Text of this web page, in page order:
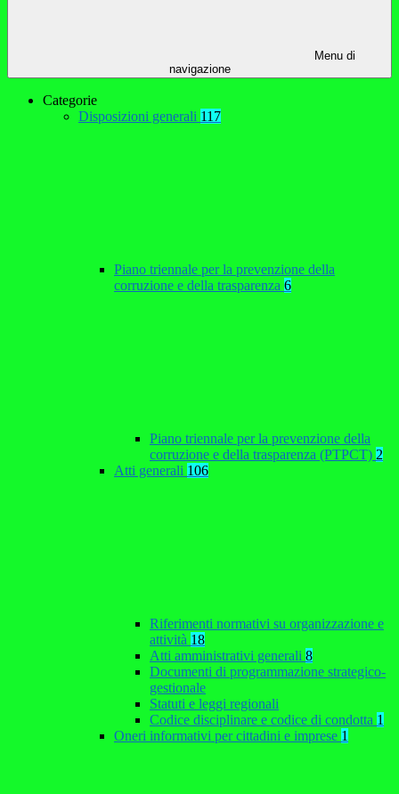
Menu di
navigazione
Categorie
Disposizioni generali 117
Piano triennale per la prevenzione della
corruzione e della trasparenza 6
Piano triennale per la prevenzione della
corruzione e della trasparenza (PTPCT) 2
Atti generali 106
Riferimenti normativi su organizzazione e
attività 18
Atti amministrativi generali 8
Documenti di programmazione strategico-
gestionale
Statuti e leggi regionali
Codice disciplinare e codice di condotta 1
Oneri informativi per cittadini e imprese 1